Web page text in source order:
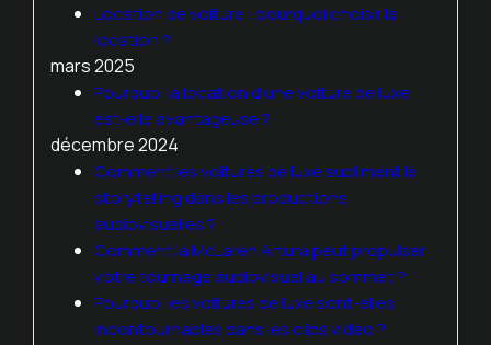
Location de voiture : pourquoi choisir la
location ?
mars 2025
Pourquoi la location d'une voiture de luxe
est-elle avantageuse ?
décembre 2024
Comment les voitures de luxe subliment le
storytelling dans les productions
audiovisuelles ?
Comment la McLaren Artura peut propulser
votre tournage audiovisuel au sommet ?
Pourquoi les voitures de luxe sont-elles
incontournables dans les clips vidéo ?